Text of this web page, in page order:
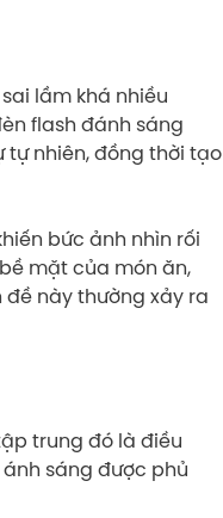
lầm khá nhiều
flash đánh sáng
tự nhiên, đồng thời tạo
bức ảnh nhìn rối
mặt của món ăn,
này thường xảy ra
trung đó là điều
sáng được phủ